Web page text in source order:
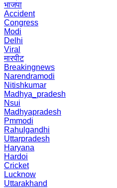
भाजपा
Accident
Congress
Modi
Delhi
Viral
मारपीट
Breakingnews
Narendramodi
Nitishkumar
Madhya_pradesh
Nsui
Madhyapradesh
Pmmodi
Rahulgandhi
Uttarpradesh
Haryana
Hardoi
Cricket
Lucknow
Uttarakhand